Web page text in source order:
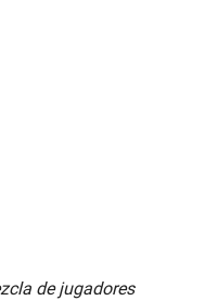
de jugadores